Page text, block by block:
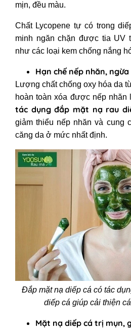
mịn, đều màu.
Chất Lycopene tự có trong
minh ngăn chặn được tia UV
như các loại kem chống nắng
Hạn chế nếp nhăn,
Lượng chất chống oxy hóa da
hoàn toàn xóa được nếp nhăn
tác dụng đắp mặt nạ rau
giảm thiểu nếp nhăn và cung
căng da ở mức nhất định.
Đắp mặt nạ diếp cá có tác
diếp cá giúp cải thiện
Mặt nạ diếp cá trị mụn,